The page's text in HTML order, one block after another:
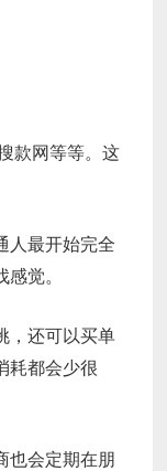
款网等等。这
人最开始完全
觉。
，还可以买单
耗都会少很
也会定期在朋